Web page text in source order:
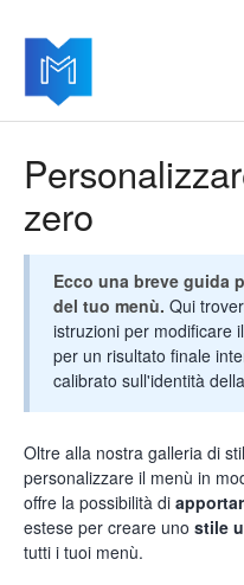
zero
Ecco una breve guida
del tuo menù. Qui
istruzioni per modificare
per un risultato finale
calibrato sull'identità
Oltre alla nostra galleria di
personalizzare il menù in
offre la possibilità di
estese per creare uno stile
tutti i tuoi menù.